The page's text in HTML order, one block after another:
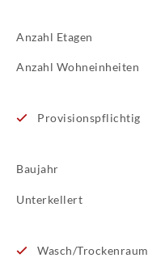
Anzahl Etagen
Anzahl Wohneinheiten
Provisionspflichtig
Baujahr
Unterkellert
Wasch/Trockenraum